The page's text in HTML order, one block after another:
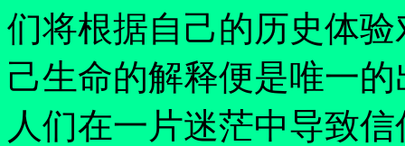
们将根据自己的历史体
己生命的解释便是唯一
人们在一片迷茫中导致